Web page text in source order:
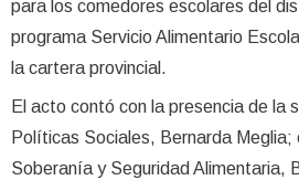
para los comedores escolares del
programa Servicio Alimentario
la cartera provincial.
El acto contó con la presencia de la
Políticas Sociales, Bernarda Meglia;
Soberanía y Seguridad Alimentaria,